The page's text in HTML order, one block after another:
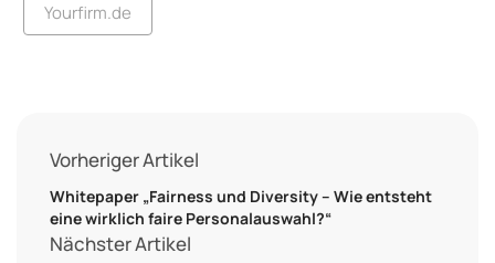
Yourfirm.de
Vorheriger Artikel
Whitepaper „Fairness und Diversity – Wie entsteht
eine wirklich faire Personalauswahl?“
Nächster Artikel